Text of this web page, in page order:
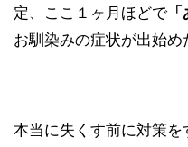
定、ここ１ヶ月ほどで「
お馴染みの症状が出始め
本当に失くす前に対策